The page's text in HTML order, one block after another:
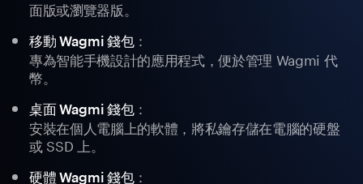
面版或瀏覽器版。
移動 Wagmi 錢包：
專為智能手機設計的應用程式，便於管理 Wagmi 代
幣。
桌面 Wagmi 錢包：
安裝在個人電腦上的軟體，將私鑰存儲在電腦的硬盤
或 SSD 上。
硬體 Wagmi 錢包：